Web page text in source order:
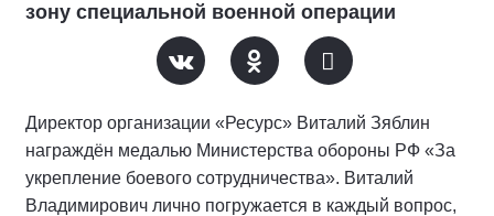
зону специальной военной операции
Директор организации «Ресурс» Виталий Зяблин
награждён медалью Министерства обороны РФ «За
укрепление боевого сотрудничества». Виталий
Владимирович лично погружается в каждый вопрос,